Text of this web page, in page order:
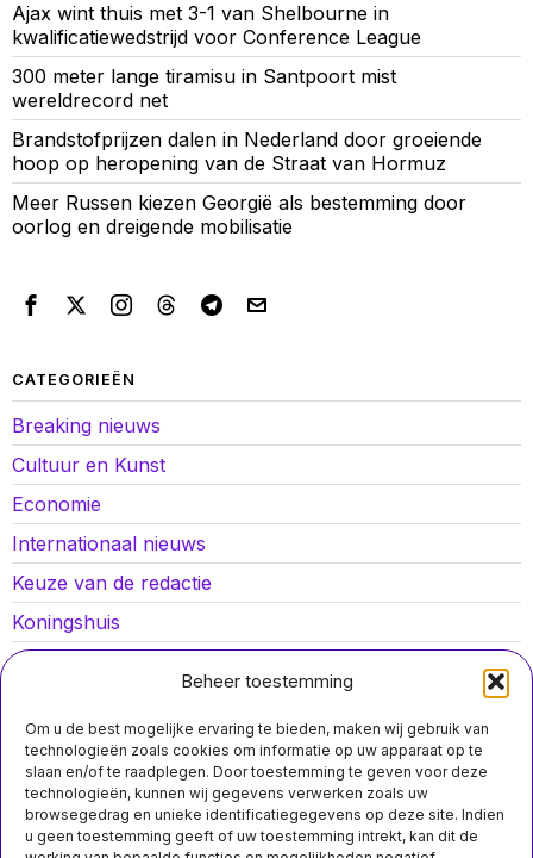
Beheer toestemming
Om u de best mogelijke ervaring te bieden, maken wij gebruik van
technologieën zoals cookies om informatie op uw apparaat op te
slaan en/of te raadplegen. Door toestemming te geven voor deze
technologieën, kunnen wij gegevens verwerken zoals uw
browsegedrag en unieke identificatiegegevens op deze site. Indien
u geen toestemming geeft of uw toestemming intrekt, kan dit de
Ajax wint thuis met 3-1 van Shelbourne in
kwalificatiewedstrijd voor Conference League
300 meter lange tiramisu in Santpoort mist
wereldrecord net
Brandstofprijzen dalen in Nederland door groeiende
hoop op heropening van de Straat van Hormuz
Meer Russen kiezen Georgië als bestemming door
oorlog en dreigende mobilisatie
CATEGORIEËN
Breaking nieuws
Cultuur en Kunst
Economie
Internationaal nieuws
Keuze van de redactie
Koningshuis
Lokaal nieuws
Opinies
Politiek
Sport